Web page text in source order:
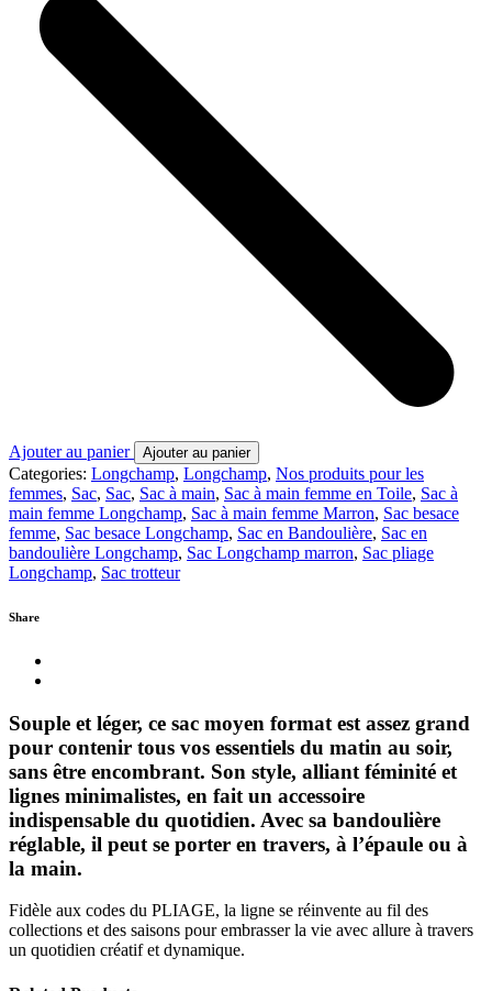
Ajouter au panier Ajouter au panier
Categories: Longchamp, Longchamp, Nos produits pour les
femmes, Sac, Sac, Sac à main, Sac à main femme en Toile, Sac à
main femme Longchamp, Sac à main femme Marron, Sac besace
femme, Sac besace Longchamp, Sac en Bandoulière, Sac en
bandoulière Longchamp, Sac Longchamp marron, Sac pliage
Longchamp, Sac trotteur
Share
Souple et léger, ce sac moyen format est assez grand
pour contenir tous vos essentiels du matin au soir,
sans être encombrant. Son style, alliant féminité et
lignes minimalistes, en fait un accessoire
indispensable du quotidien. Avec sa bandoulière
réglable, il peut se porter en travers, à l’épaule ou à
la main.
Fidèle aux codes du PLIAGE, la ligne se réinvente au fil des
collections et des saisons pour embrasser la vie avec allure à travers
un quotidien créatif et dynamique.